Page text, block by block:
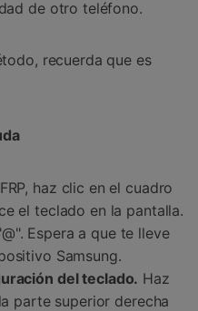
de otro teléfono.
recuerda que es
haz clic en el cuadro
el teclado en la pantalla.
Espera a que te lleve
Samsung.
del teclado. Haz
parte superior derecha